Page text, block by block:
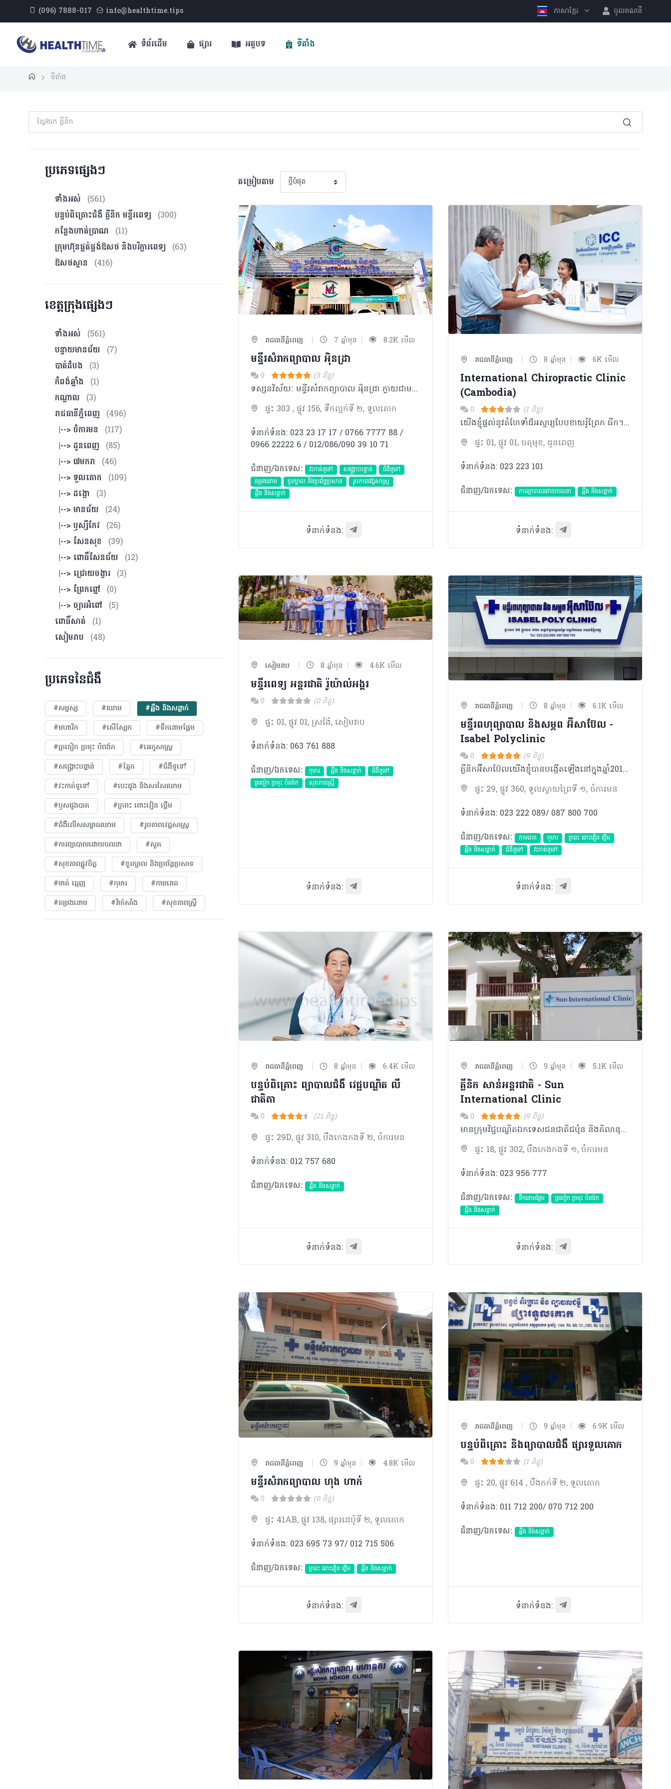
(096) 7888-017 info@healthtime.tips ភាសាខ្មែរ ចូលគណនី
ទំព័រដើម ផ្សារ អត្ថបទ ទីតាំង
ទីតាំង
ប្រភេទផ្សេងៗ
ទាំងអស់
(561)
បន្ទប់ពិគ្រោះ​ជំងឺ គ្លីនិក មន្ទីរពេទ្យ (300)
កន្លែងហាត់ប្រាណ
(11)
ក្រុមហ៊ុនផ្គត់ផ្គង់ឱសថ និងបរិក្ខារពេទ្យ (63)
ឱសថស្ថាន
(416)
ខេត្តក្រុងផ្សេងៗ
ទាំងអស់
(561)
បន្ទាយមានជ័យ
(7)
បាត់ដំបង
(3)
កំពង់ឆ្នាំង
(1)
កណ្ដាល
(3)
រាជធានីភ្នំពេញ
(496)
|--> ចំការមន
(117)
|--> ដូនពេញ
(85)
|--> ៧មករា
(46)
|--> ទួលគោក
(109)
|--> ដង្កោ
(3)
|--> មានជ័យ
(24)
|--> ឫស្សីកែវ
(26)
|--> សែនសុខ
(39)
|--> ពោធិ៍សែនជ័យ
(12)
|--> ជ្រោយចង្វារ (3)
|--> ព្រែកព្នៅ
(0)
|--> ច្បារអំពៅ
(5)
ពោធិ៍សាត់
(1)
សៀមរាប
(48)
ប្រភេទនៃជំងឺ
#សម្ផស្ស #ឈាម
#ឆ្អឹង និងសន្លាក់
#មហារីក​
#សើស្បែក
#ទឹកនោមផ្អែម
#ត្រចៀក ច្រមុះ បំពង់ក
#អេកូសាស្រ្ត
#សង្គ្រោះបន្ទាន់
#ភ្នែក​
#ជំងឺទូទៅ
#វះកាត់ទូទៅ
#បេះដូង​ និងសរសៃឈាម
#ឫសដូងបាត
#ក្រពះ ពោះវៀន ថ្លើម
#ជំងឺលើសសម្ពាធឈាម
#​រូបភាពវេជ្ជសាស្រ្ត
#ការព្យាបាលដោយ​ចលនា
#សួត
#សុខភាពផ្លូវចិត្ត
#ខួរក្បាល និងប្រព័ន្ធប្រសាទ
#មាត់ ធ្មេញ
#កុមារ
#កាមរោគ
#តម្រងនោម
#វ៉ាក់សាំង #សុខភាពស្រ្តី
តម្រៀបតាម
រាជធានីភ្នំពេញ | 7 ឆ្នាំមុន | 8.2K មើល
មន្ទីរសំរាកព្យាបាល អុិនដ្រា
0 (3 ពិន្ទុ)
ទស្សនវិស័យៈ មន្ទីរសំរាកព្យាបាល អុិនដ្រា ក្លាយជាមន្ទីរពេទ្យ ជំរើសដ៏ល្អបំផុត ប្រកបដោយទំនុកចិត្ត សំរាប់ប្រជាជនកម្ពុជា និងជនបរទេស។ បេសកកម្មៈ មន្ទីរសំរាកព្យាបាល អុិនដ្រា ខិតខំប្រឹងប្រែងដើម្បីផ្ដល់នូវ ការថែទាំនិងការព្យាបាល ដែលមានគុណភាពអន្តរជាតិ ដោយក្រុម គ្រូពេទ្យជំនាញ ជាមួយសេវាកម្មល្អឥតខ្ចោះ សម្រាប់បំពេញសេចក្តីត្រូវការរបស់អតិថិជន ។ ការប្តេជ្ញាចិត្តរបស់យើងមានដូចខាងក្រោម: - ផ្ដល់នូវសេវាវេជ្ជសាស្រ្តដែលមានគុណភាពខ្ពស់ដោយគោរពបានតាមបទដ្ឋានអន្តរជាតិ។ -ប្រកាន់ខ្ជាប់នូវតម្លៃនិងក្រមសីលធម៍ វេជ្ជសាស្ត្រ និងសិល្បៈនៃការព្យាបាល ប្រើប្រាស់នូវបច្ចេកវិទ្យាខ្ពស់បំផុត រួមជាមួយនិងឧបករណ៍វេជ្ជសាស្រ្ត ទំនើបទាន់សម័យ។ -អភិវឌ្ឍន៍ចំណេះដឹងវេជ្ជសាស្ត្របន្ថែមដោយការចូលរួមវគ្គបណ្តុះបណ្តាលវេជ្ជសាស្រ្តបន្ត និងការចូលលរួម សិក្ខាសាលា ឬសន្និសិទក្នុងតំបន់ និងអន្ដរជាតិ។ -លើកតម្កើងនិងកែលំអរគុណភាពនៃជីវិតនិងការថែទាំដល់អ្នកជំងឺរបស់យើងនៅទូទាំងប្រទេសកម្ពុជា។
ផ្ទះ 303 , ផ្លូវ 156, ទឹកល្អក់ទី ២, ទួលគោក
ទំនាក់ទំនង: 023 23 17 17 / 0766 7777 88 /
0966 22222 6 / 012/086/090 39 10 71
ជំនាញ/ឯកទេស:
វះកាត់ទូទៅ សង្គ្រោះបន្ទាន់
ជំងឺទូទៅ
តម្រងនោម
ខួរក្បាល និងប្រព័ន្ធប្រសាទ
​រូបភាពវេជ្ជសាស្រ្ត
ឆ្អឹង និងសន្លាក់
ទំនាក់ទំនង:
រាជធានីភ្នំពេញ | 8 ឆ្នាំមុន | 6K មើល
International Chiropractic Clinic
(Cambodia)
0 (1 ពិន្ទុ)
យើងខ្ញុំផ្តល់នូវតំហែទាំដ៏អស្ចារ្យបែបខាយរ៉ូព្រែក ធីក។ ជាញឹកញយ អ្នកជម្ងឺសង្កេតឃើញថាពួកគេ ទទួលបានអត្ថប្រយោជន៍ច្រើនជាងការធូរស្រាល នៃអាការៈឈឺខ្នងទៅទៀតនៅពេលពួកគេក្លាយជា អ្នកជម្ងឺរបស់យើងខ្ញុំ។​ ពួកគេនឹងយល់កាន់តែ ច្បាស់ថារាងកាយមានដំនើរការទៅយ៉ាងដូចម្តេច និងចាប់ផ្តើមឈានទៅរកសុខភាពដ៏ប្រសើរ។ យោងតាមនិយមន័យ គ្រូពេទ្យគឺជាគ្រូបង្រៀន យើងខ្ញុំនឹងបង្រៀនលោកអ្នកពីអ្វីដែលលោក អ្នកត្រូវដឹង ដើម្បីសម្រេចនូវគោលដៅសុខភាពជា ច្រើនមិនថាគោលដៅទាំងនោះធំ ឬក៏តូចនោះទេ។
ផ្ទះ 01, ផ្លូវ 01, ចតុមុខ, ដូនពេញ
ទំនាក់ទំនង: 023 223 101
ជំនាញ/ឯកទេស:
ការព្យាបាលដោយ​ចលនា ឆ្អឹង និងសន្លាក់
ទំនាក់ទំនង:
សៀមរាប | 8 ឆ្នាំមុន | 4.6K មើល
មន្ទីរពេទ្យ អន្តរជាតិ រ៉ូយ៉ាល់អង្គរ
0 (0 ពិន្ទុ)
ផ្ទះ 01, ផ្លូវ 01, ស្រង៉ែ, សៀមរាប
ទំនាក់ទំនង: 063 761 888
ជំនាញ/ឯកទេស:
កុមារ ឆ្អឹង និងសន្លាក់
ជំងឺទូទៅ
ត្រចៀក ច្រមុះ បំពង់ក
សុខភាពស្រ្តី
ទំនាក់ទំនង:
រាជធានីភ្នំពេញ | 8 ឆ្នាំមុន | 6.1K មើល
មន្ទីរពហុព្យាបាល និងសម្ភព អ៊ីសាប៊ែល -
Isabel Polyclinic
0 (9 ពិន្ទុ)
គ្លីនិកអ៊ីសាប៊ែលយើងខ្ញុំបានបង្កើតឡើងនៅក្នុងឆ្នាំ2017 ៌បានបំពាក់ដោយឧបករណ៍បរិក្ខាពេទ្រថ្មីៗទំនើប​ និង ​មានក្រុមវិជ្ជបណ្ឌិតមានជំនាញ ប្រកបដោយភាពទុក្ខចិត្ត ។
ផ្ទះ 29, ផ្លូវ 360, ទួលស្វាយព្រៃទី ១, ចំការមន
ទំនាក់ទំនង: 023 222 089/ 087 800 700
ជំនាញ/ឯកទេស:
កាមរោគ កុមារ
ក្រពះ ពោះវៀន ថ្លើម
ឆ្អឹង និងសន្លាក់
ជំងឺទូទៅ វះកាត់ទូទៅ
ទំនាក់ទំនង:
រាជធានីភ្នំពេញ | 8 ឆ្នាំមុន | 6.4K មើល
បន្ទប់ពិគ្រោះ ព្យាបាលជំងឺ វេជ្ជបណ្ឌិត លី​
ជាតិតា​
0 (21 ពិន្ទុ)
ផ្ទះ 29D, ផ្លូវ 310, បឹងកេងកងទី ២, ចំការមន
ទំនាក់ទំនង: 012 757 680
ជំនាញ/ឯកទេស:
ឆ្អឹង និងសន្លាក់
ទំនាក់ទំនង:
រាជធានីភ្នំពេញ | 9 ឆ្នាំមុន | 5.1K មើល
គ្លីនិក សាន់អន្តរជាតិ - Sun
International Clinic
0 (9 ពិន្ទុ)
មានក្រុមវិជ្ជបណ្ឌិតឯកទេសជនជាតិជប៉ុន និងគិលានុបដ្ឋជនជាតិជប៉ុន ដែលមាននៅសាន់អ៊ិនធើណាស៊ឺនណ ល គ្លិនិក ដើម្បីផ្ដល់សេវ៉ាថែទាំសុខភាព, លើកតម្បូងនៅកម្ពុជា។​ មានឯកទេសដូចជា៖ ផ្នែកវិជ្ជសាស្រ្តទូទៅ, ផ្នែក ត្រចៀក ច្រម៉ុះ បំពុងក, ផ្នែកឆ្អឹង, ផ្នែកកុម៉ា,​ ផ្នែកចំណិអាហារ, ផ្នែកប្រព័ន្ធរំលាយអាហារ​ ក្រពះ ពោះវៀន, ផ្នែកចាក់ថ្នាំបង្ការវ៉ាក់ស៊ាំង, ផ្នែកពិនិត្យសុខភាពទូទៅ។
ផ្ទះ 18, ផ្លូវ 302, បឹងកេងកងទី ១, ចំការមន
ទំនាក់ទំនង: 023 956​​ 777
ជំនាញ/ឯកទេស:
ទឹកនោមផ្អែម
ត្រចៀក ច្រមុះ បំពង់ក
ឆ្អឹង និងសន្លាក់
ទំនាក់ទំនង:
រាជធានីភ្នំពេញ | 9 ឆ្នាំមុន | 4.8K មើល
មន្ទីរសំរាកព្យាបាល ហុង ហាក់
0 (0 ពិន្ទុ)
ផ្ទះ 41AB, ផ្លូវ 138, ផ្សារដេប៉ូទី ២, ទួលគោក
ទំនាក់ទំនង: 023 695 73 97/ 012 715 506
ជំនាញ/ឯកទេស:
ក្រពះ ពោះវៀន ថ្លើម ឆ្អឹង និងសន្លាក់
ទំនាក់ទំនង:
រាជធានីភ្នំពេញ | 9 ឆ្នាំមុន | 6.9K មើល
បន្ទប់ពិគ្រោះ និងព្យាបាលជំងឺ ផ្សារទួលគោក
0 (1 ពិន្ទុ)
ផ្ទះ 20, ផ្លូវ 614 , បឹងកក់ទី ២, ទួលគោក
ទំនាក់ទំនង: 011 712 200/ 070 712 200
ជំនាញ/ឯកទេស:
ឆ្អឹង និងសន្លាក់
ទំនាក់ទំនង: